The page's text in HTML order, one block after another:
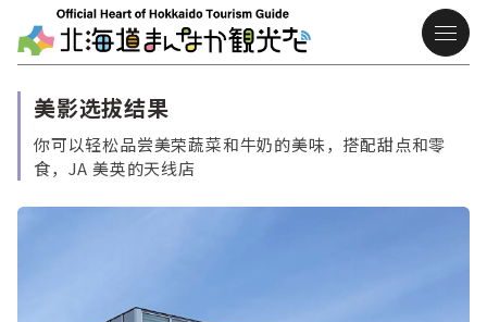
美影选拔结果
你可以轻松品尝美荣蔬菜和牛奶的美味，搭配甜点和零
食，JA 美英的天线店